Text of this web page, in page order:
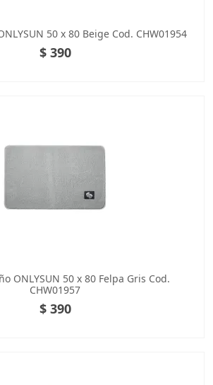
50 x 80 Beige Cod. CHW01954
$ 390
ONLYSUN 50 x 80 Felpa Gris Cod.
CHW01957
$ 390